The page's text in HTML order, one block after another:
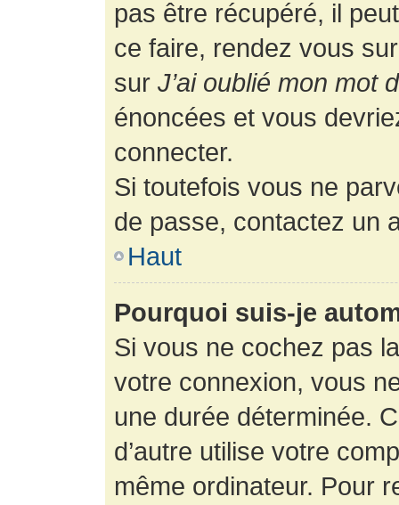
pas être récupéré, il
ce faire, rendez vous
sur J’ai oublié mon mot
énoncées et vous
connecter.
Si toutefois vous ne
de passe, contactez un
Haut
Pourquoi suis-je
Si vous ne cochez pas
votre connexion, vous
une durée déterminée.
d’autre utilise votre
même ordinateur. Pour